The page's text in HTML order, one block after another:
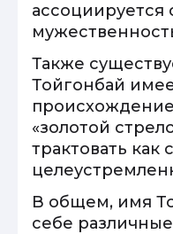
ассоциируется
Также
Тойгонбай
«золотой
трактовать
В общем, имя
себе